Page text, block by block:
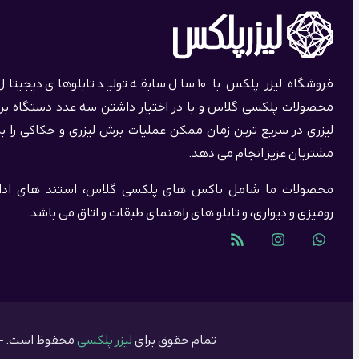
فروشگاه لیزر پلکس با 10 سال سابقه تولید تابلوهای
محصولات پلکسی گلاس و با در اختیار داشتن سه عدد دستگاه
لیزری در سریع ترین زمان ممکن عملیات برش لیزری و حکاکی را
مشتریان عزیز انجام می دهد.
محصولات ما شامل باکس های پلکسی گلاس، استند های
رومیزی و دیواری، و تابلو های راهنمای طبقات و اتاق می باشد.
تمام حقوق برایلیزر پلکسیمحفوظ است. – ©